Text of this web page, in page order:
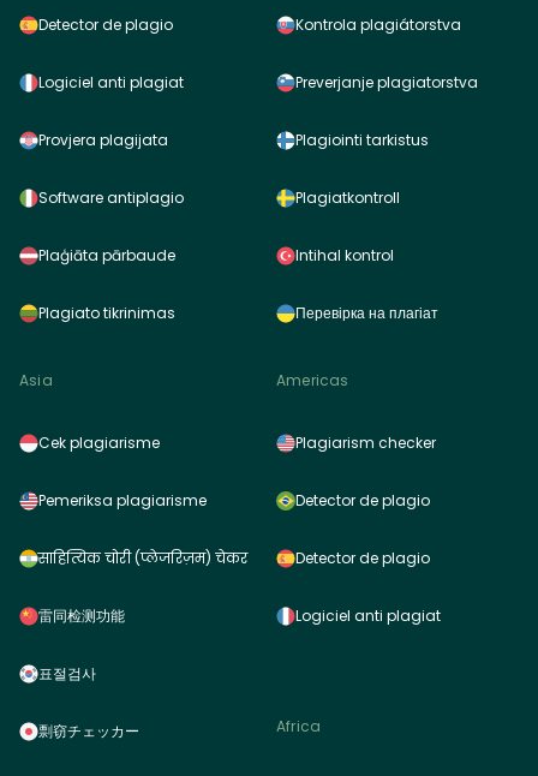
Detector de plagio
Logiciel anti plagiat
Provjera plagijata
Software antiplagio
Plaģiāta pārbaude
Plagiato tikrinimas
Kontrola plagiátorstva
Preverjanje plagiatorstva
Plagiointi tarkistus
Plagiatkontroll
Intihal kontrol
Перевірка на плагіат
Asia
Cek plagiarisme
Pemeriksa plagiarisme
साहित्यिक चोरी (प्लेजरिज़म) चेकर
雷同检测功能
표절검사
剽窃チェッカー
Americas
Plagiarism checker
Detector de plagio
Detector de plagio
Logiciel anti plagiat
Africa